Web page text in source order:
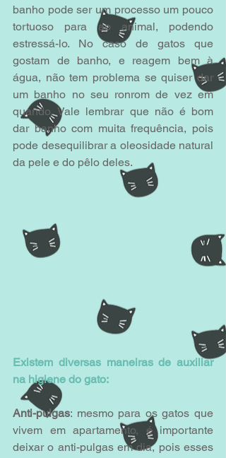
banho pode ser um processo um pouco
tortuoso para ao animal, podendo
estressá-lo. No caso de gatos que
gostam de banho, e reagem bem à
água, não tem problema se quiser dar
um banho no seu ronrom de vez em
quando. Vale lembrar que não é bom
dar banho com muita frequência, pois
pode desequilibrar a oleosidade natural
da pele e do pêlo deles.
Existem diversas maneiras de auxiliar
na higiene do gato:
Anti-pulgas: mesmo para os gatos que
vivem em apartamento, é importante
deixar o anti-pulgas em dia, pois esses